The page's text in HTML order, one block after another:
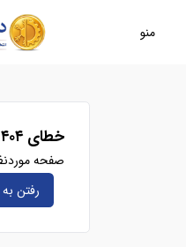
منو
خطای ۴۰۴!
صفحه
رفتن